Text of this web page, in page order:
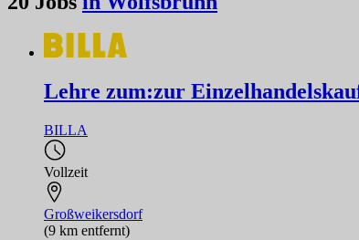
Lehre zum:zur
BILLA
Vollzeit
Großweikersdorf
(9 km entfernt)